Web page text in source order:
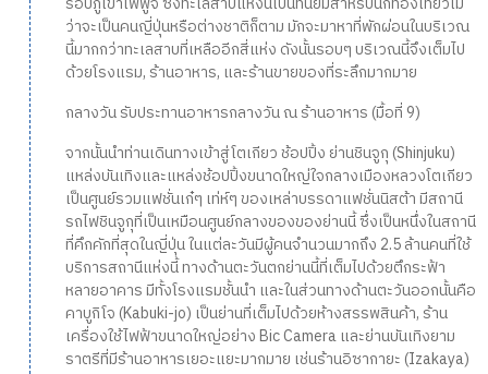
ว่าจะเป็นคนญี่ปุ่นหรือต่างชาติก็ตาม มักจะมาหาที่พักผ่อนในบริเวณ
นี้มากกว่าทะเลสาบที่เหลืออีกสี่แห่ง ดังนั้นรอบๆ บริเวณนี้จึงเต็มไป
ด้วยโรงแรม, ร้านอาหาร, และร้านขายของที่ระลึกมากมาย
กลางวัน รับประทานอาหารกลางวัน ณ ร้านอาหาร (มื้อที่ 9)
จากนั้นนำท่านเดินทางเข้าสู่โตเกียว ช้อปปิ้ง ย่านชินจูกุ (Shinjuku)
แหล่งบันเทิงและแหล่งช้อปปิ้งขนาดใหญ่ใจกลางเมืองหลวงโตเกียว
เป็นศูนย์รวมแฟชั่นเก๋ๆ เท่ห์ๆ ของเหล่าบรรดาแฟชั่นนิสต้า มีสถานี
รถไฟชินจูกุที่เป็นเหมือนศูนย์กลางของของย่านนี้ ซึ่งเป็นหนึ่งในสถานี
ที่คึกคักที่สุดในญี่ปุ่น ในแต่ละวันมีผู้คนจำนวนมากถึง 2.5 ล้านคนที่ใช้
บริการสถานีแห่งนี้ ทางด้านตะวันตกย่านนี้ที่เต็มไปด้วยตึกระฟ้า
หลายอาคาร มีทั้งโรงแรมชั้นนำ และในส่วนทางด้านตะวันออกนั้นคือ
คาบูกิโจ (Kabuki-jo) เป็นย่านที่เต็มไปด้วยห้างสรรพสินค้า, ร้าน
เครื่องใช้ไฟฟ้าขนาดใหญ่อย่าง Bic Camera และย่านบันเทิงยาม
ราตรีที่มีร้านอาหารเยอะแยะมากมาย เช่นร้านอิซากายะ (Izakaya)